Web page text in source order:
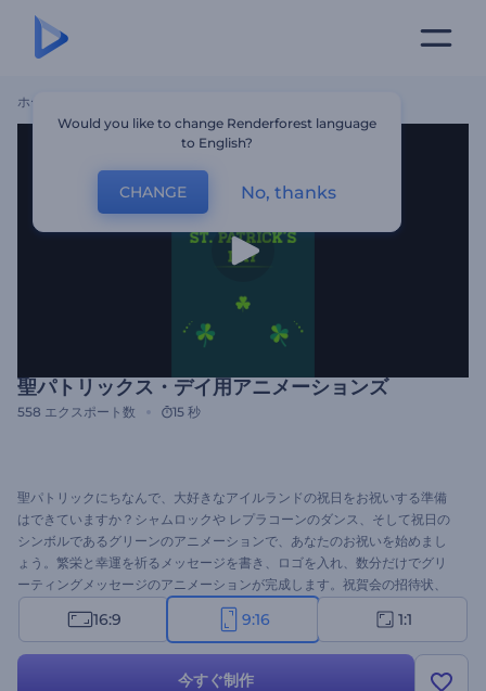
ホーム
聖パトリックス・デイ用アニメーションズ
558 エクスポート数 15 秒
聖パトリックにちなんで、大好きなアイルランドの祝日をお祝いする準備
はできていますか？シャムロックや レプラコーンのダンス、そして祝日の
シンボルであるグリーンのアニメーションで、あなたのお祝いを始めまし
ょう。繁栄と幸運を祈るメッセージを書き、ロゴを入れ、数分だけでグリ
ーティングメッセージのアニメーションが完成します。祝賀会の招待状、
年末年始の挨拶、プレゼンテーションのオープニングなど、さまざまなプ
ロジェクトにぴったりです。今すぐ試してみてください。
16:9 9:16 1:1
今すぐ制作
Would you like to change Renderforest language
to English?
CHANGE No, thanks